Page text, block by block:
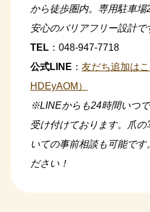
から徒歩圏内。専用駐車
安心のバリアフリー設計で
TEL：048-947-7718
公式LINE ： 友だち追加は
HDEyAOM）
※LINEからも24時間いつ
受け付けております。爪
いての事前相談も可能です
ださい！